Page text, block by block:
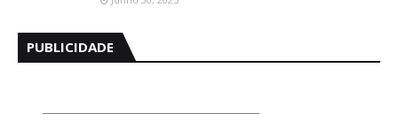
PUBLICIDADE